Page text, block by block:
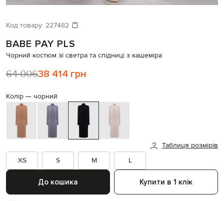
Давайте підберемо щось ще
Схожі товари
Код товару: 227482
BABE PAY PLS
Чорний костюм зі светра та спідниці з кашеміра
64 00638 414 грн
Колір — чорний
Таблиця розмірів
XS
S M L
До кошика Купити в 1 клік